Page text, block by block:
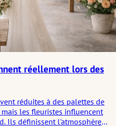
réellement lors des
réduites à des palettes de
les fleuristes influencent
Ils définissent l'atmosphère